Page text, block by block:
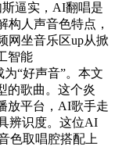
逼实，AI翻唱是
构人声音色特点，
网坐音乐区up从掀
智能
为“好声音”。本文
的歌曲。这个炎
放平台，AI歌手走
辨识度。这位AI
色取唱腔搭配上